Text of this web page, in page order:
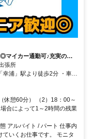
マイカー通勤可♪充実の福
張所
浦」駅より徒歩2分 ・車、
休憩60分） （2）18：00～
合によって1～2時間の残業
アルバイト / パート 仕事内
いくお仕事です。 モニタ